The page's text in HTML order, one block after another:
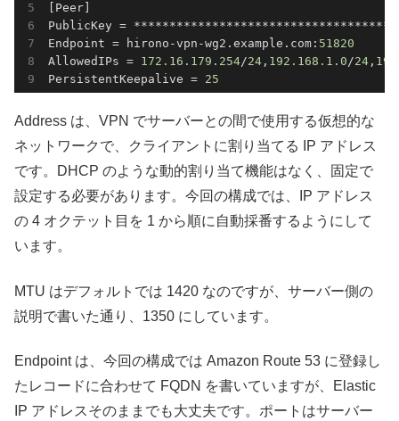
[Peer]
PublicKey =
Endpoint = hirono-vpn-wg2.example.com: 51820
AllowedIPs = 172.16 .179 .254/24 , 192.168 .1 .0/24 ,
PersistentKeepalive = 25
Address は、VPN でサーバーとの間で使用する仮想的な
ネットワークで、クライアントに割り当てる IP アドレス
です。DHCP のような動的割り当て機能はなく、固定で
設定する必要があります。今回の構成では、IP アドレス
の 4 オクテット目を 1 から順に自動採番するようにして
います。
MTU はデフォルトでは 1420 なのですが、サーバー側の
説明で書いた通り、1350 にしています。
Endpoint は、今回の構成では Amazon Route 53 に登録し
たレコードに合わせて FQDN を書いていますが、Elastic
IP アドレスそのままでも大丈夫です。ポートはサーバー